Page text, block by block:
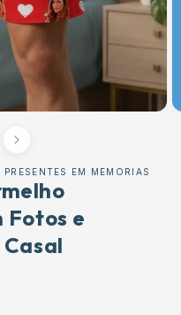
EM MEMORIAS
Fotos e